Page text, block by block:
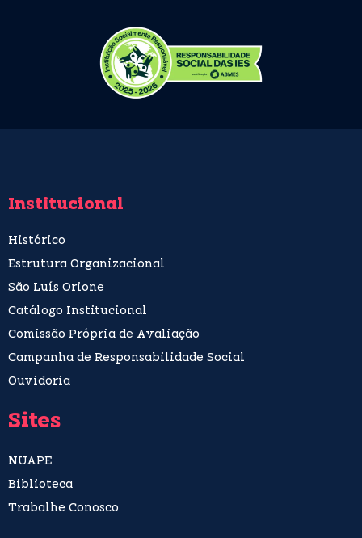
Institucional
Histórico
Estrutura Organizacional
São Luís Orione
Catálogo Institucional
Comissão Própria de Avaliação
Campanha de Responsabilidade Social
Ouvidoria
Sites
NUAPE
Biblioteca
Trabalhe Conosco